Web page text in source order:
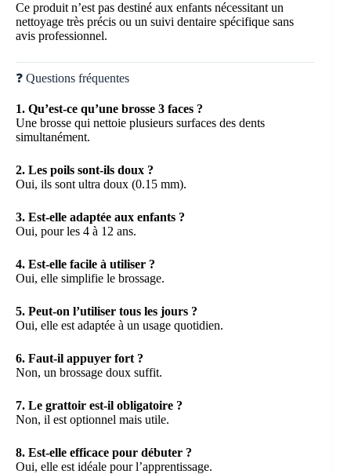
Ce produit n’est pas destiné aux enfants nécessitant un
nettoyage très précis ou un suivi dentaire spécifique sans
avis professionnel.
❓ Questions fréquentes
1. Qu’est-ce qu’une brosse 3 faces ?
Une brosse qui nettoie plusieurs surfaces des dents
simultanément.
2. Les poils sont-ils doux ?
Oui, ils sont ultra doux (0.15 mm).
3. Est-elle adaptée aux enfants ?
Oui, pour les 4 à 12 ans.
4. Est-elle facile à utiliser ?
Oui, elle simplifie le brossage.
5. Peut-on l’utiliser tous les jours ?
Oui, elle est adaptée à un usage quotidien.
6. Faut-il appuyer fort ?
Non, un brossage doux suffit.
7. Le grattoir est-il obligatoire ?
Non, il est optionnel mais utile.
8. Est-elle efficace pour débuter ?
Oui, elle est idéale pour l’apprentissage.